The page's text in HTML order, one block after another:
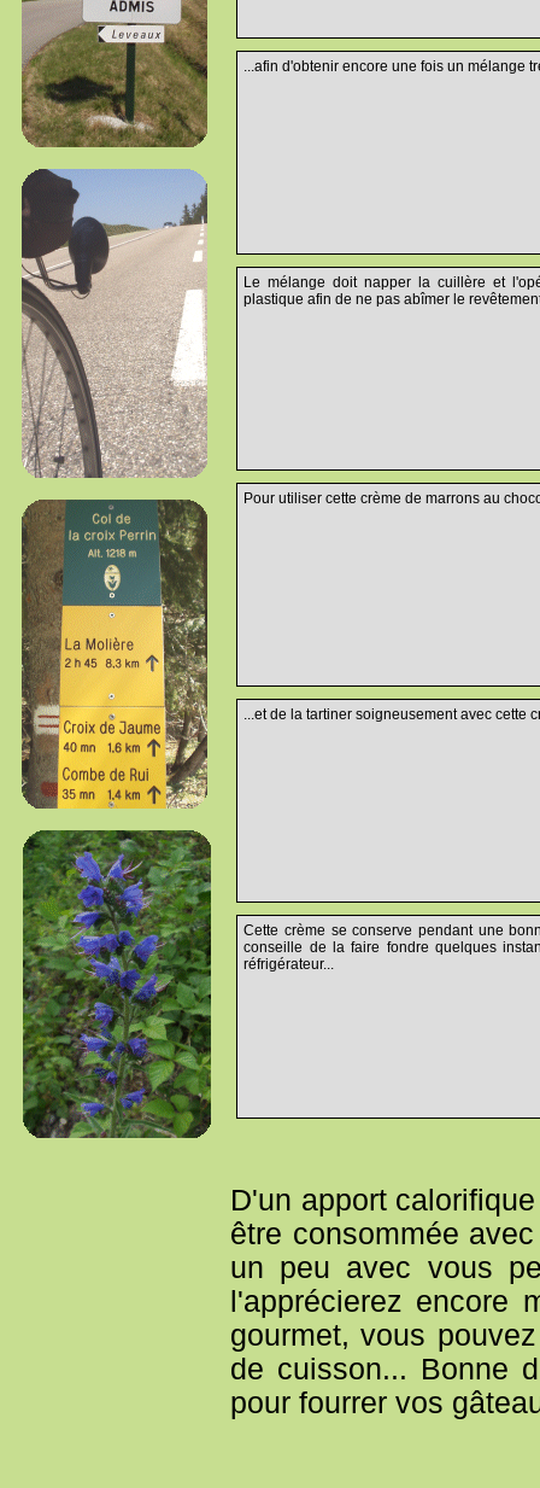
...afin d'obtenir encore une fois un mélange
Le mélange doit napper la cuillère et
plastique afin de ne pas abîmer le
Pour utiliser cette crème de marrons au
...et de la tartiner soigneusement avec cette
Cette crème se conserve pendant une
conseille de la faire fondre quelques
réfrigérateur...
D'un apport
être consommée
un peu avec vous
l'apprécierez encore
gourmet, vous
de cuisson... Bonne
pour fourrer vos